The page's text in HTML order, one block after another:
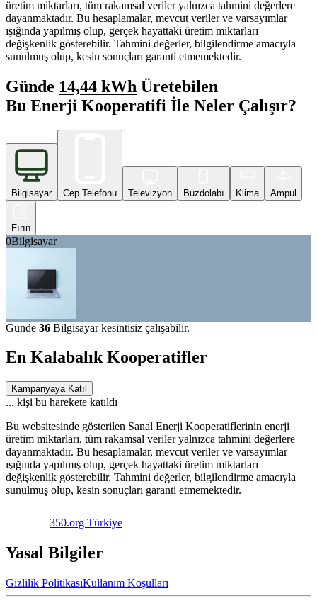
üretim miktarları, tüm rakamsal veriler yalnızca tahmini değerlere
dayanmaktadır. Bu hesaplamalar, mevcut veriler ve varsayımlar
ışığında yapılmış olup, gerçek hayattaki üretim miktarları
değişkenlik gösterebilir. Tahmini değerler, bilgilendirme amacıyla
sunulmuş olup, kesin sonuçları garanti etmemektedir.
Günde 14,44 kWh Üretebilen
Bu Enerji Kooperatifi İle Neler Çalışır?
Bilgisayar Cep Telefonu Televizyon Buzdolabı Klima Ampul
Fırın
0Bilgisayar
Günde 36 Bilgisayar kesintisiz çalışabilir.
En Kalabalık Kooperatifler
Kampanyaya Katıl
... kişi bu harekete katıldı
Bu websitesinde gösterilen Sanal Enerji Kooperatiflerinin enerji
üretim miktarları, tüm rakamsal veriler yalnızca tahmini değerlere
dayanmaktadır. Bu hesaplamalar, mevcut veriler ve varsayımlar
ışığında yapılmış olup, gerçek hayattaki üretim miktarları
değişkenlik gösterebilir. Tahmini değerler, bilgilendirme amacıyla
sunulmuş olup, kesin sonuçları garanti etmemektedir.
350.org Türkiye
Yasal Bilgiler
Gizlilik PolitikasıKullanım Koşulları